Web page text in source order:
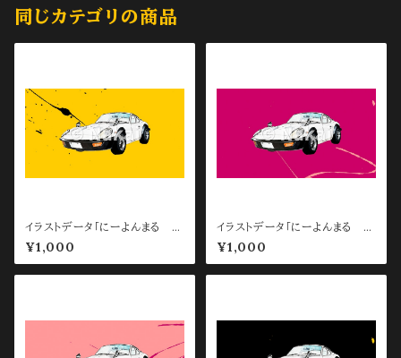
同じカテゴリの商品
イラストデータ「にーよんまる P
C待ち受け用 Yellow」
¥1,000
イラストデータ「にーよんまる P
C待ち受け用 Red」
¥1,000